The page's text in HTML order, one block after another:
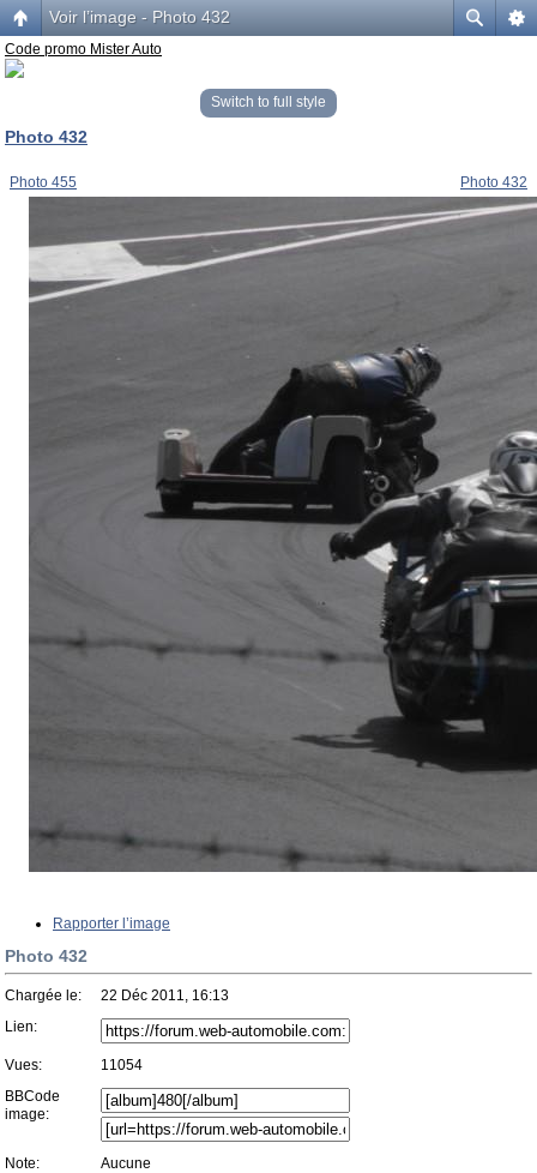
Voir l’image - Photo 432
Code promo Mister Auto
Switch to full style
Photo 432
Photo 455 Photo 432
Rapporter l’image
Photo 432
Chargée le:
22 Déc 2011, 16:13
Lien:
Vues:
11054
BBCode
image:
Note: Aucune